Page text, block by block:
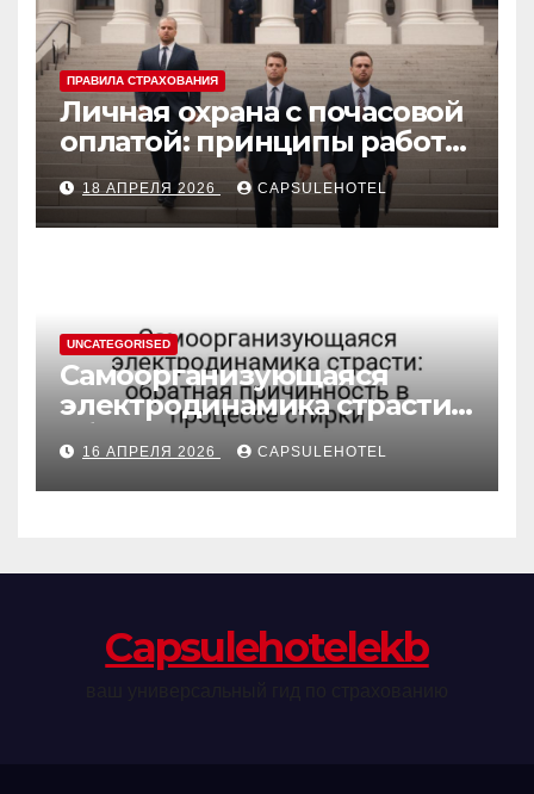
ПРАВИЛА СТРАХОВАНИЯ
Личная охрана с почасовой
оплатой: принципы работы
и правовые аспекты
18 АПРЕЛЯ 2026 CAPSULEHOTEL
UNCATEGORISED
Самоорганизующаяся
электродинамика страсти:
обратная причинность в
процессе стирки
16 АПРЕЛЯ 2026 CAPSULEHOTEL
Сapsulehotelekb